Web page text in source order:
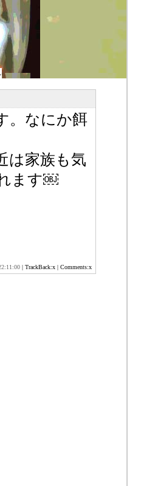
。なにか餌
家族も気
ます￼
| TrackBack:x | Comments:x